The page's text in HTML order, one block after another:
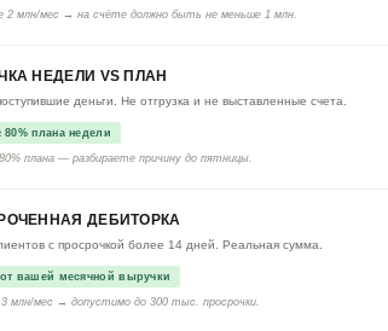
2 млн/мес → на счёте должно быть не меньше 1 млн.
НЕДЕЛИ VS ПЛАН
деньги. Не отгрузка и не выставленные счета.
80% плана недели
плана — разбираете причину до пятницы.
ДЕБИТОРКА
с просрочкой более 14 дней. Реальная сумма.
от вашей месячной выручки
млн/мес → допустимо до 300 тыс. просрочки.